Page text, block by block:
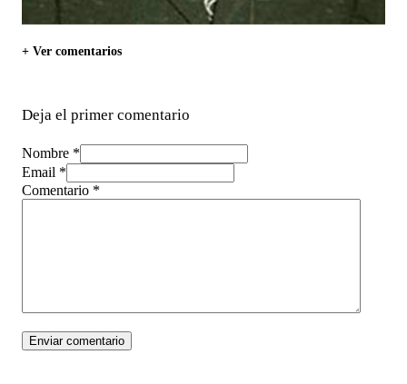
+ Ver comentarios
Deja el primer comentario
Nombre *
Email *
Comentario *